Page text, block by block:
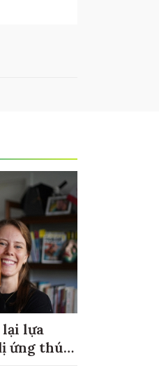
lại lựa
ứng thú